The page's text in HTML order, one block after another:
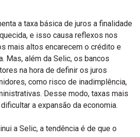
a taxa básica de juros a finalidade
e isso causa reflexos nos
mais altos encarecem o crédito e
Mas, além da Selic, os bancos
na hora de definir os juros
como risco de inadimplência,
Desse modo, taxas mais
a expansão da economia.
a Selic, a tendência é de que o